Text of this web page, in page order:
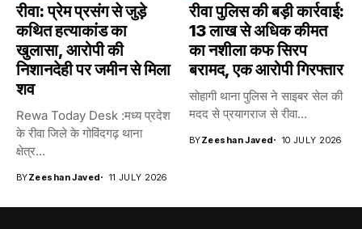
रीवा: प्रेम प्रसंग से जुड़े
कथित हत्याकांड का
खुलासा, आरोपी की
निशानदेही पर जमीन से मिला
शव
Rewa Today Desk :मध्य प्रदेश
के रीवा जिले के गोविंदगढ़ थाना
क्षेत्र...
BYZeeshan Javed 11 JULY 2026
रीवा पुलिस की बड़ी कार्रवाई:
13 लाख से अधिक कीमत
का नशीला कफ सिरप
बरामद, एक आरोपी गिरफ्तार
सोहागी थाना पुलिस ने साइबर सेल की
मदद से प्रयागराज से रीवा...
BYZeeshan Javed 10 JULY 2026